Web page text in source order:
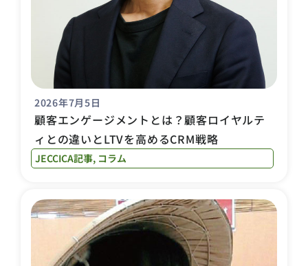
2026年7月5日
顧客エンゲージメントとは？顧客ロイヤルテ
ィとの違いとLTVを高めるCRM戦略
JECCICA記事, コラム